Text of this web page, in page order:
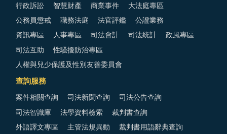
行政訴訟 智慧財產 商業事件 大法庭專區
公務員懲戒 職務法庭 法官評鑑 公證業務
資訊專區 人事專區 司法會計 司法統計 政風專區
司法互助 性騷擾防治專區
人權與兒少保護及性別友善委員會
查詢服務
案件相關查詢 司法新聞查詢 司法公告查詢
司法智識庫 法學資料檢索 裁判書查詢
外語譯文專區 主管法規異動 裁判書用語辭典查詢